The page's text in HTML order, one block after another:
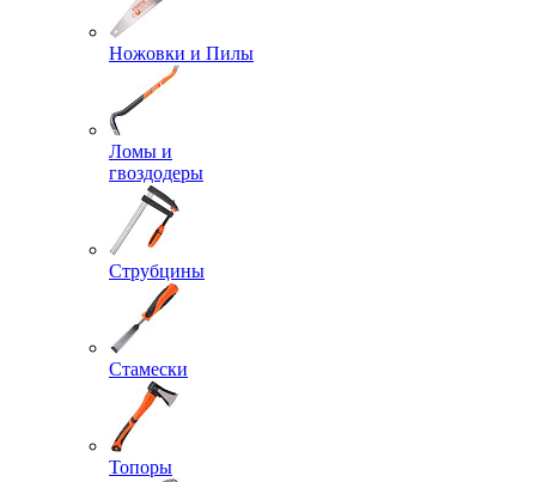
Ножовки и Пилы
Ломы и
гвоздодеры
Струбцины
Стамески
Топоры